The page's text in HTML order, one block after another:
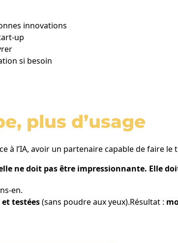
innovations
up
si besoin
plus d’usage
l’IA, avoir un partenaire capable de faire le
ne doit pas être impressionnante. Elle
en.
testées(sans poudre aux yeux).Résultat :